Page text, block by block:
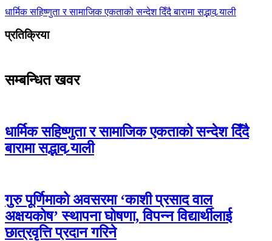
धार्मिक सहिष्णुता र सामाजिक एकताको सन्देश दिँदै बारामा सद्भाव र्‍याली
प्रतिक्रिया
सम्बन्धित खवर
धार्मिक सहिष्णुता र सामाजिक एकताको सन्देश दिँदै
बारामा सद्भाव र्‍याली
गुरु पूर्णिमाको अवसरमा ‘काशी प्रसाद वाल
अक्षयकोष’ स्थापना घोषणा, विपन्न विद्यार्थीलाई
छात्रवृत्ति प्रदान गरिने